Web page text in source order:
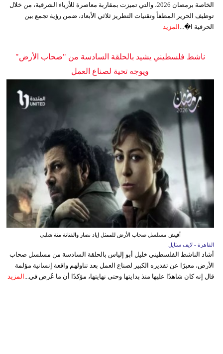
الخاصة برمضان 2026، والتي تميزت بمقاربة معاصرة للأزياء الشرقية، من خلال
توظيف الحرير المطفأ وتقنيات التطريز ثلاثي الأبعاد، ضمن رؤية تجمع بين
الحرفية ا�... المزيد
ناشط فلسطيني يشيد بالحلقة السادسة من "صحاب الأرض"
ويوجه تحية لصناع العمل
أفيش مسلسل صحاب الأرض للممثل إياد نصار والفنانة منة شلبي
القاهرة - لايف ستايل
أشاد الناشط الفلسطيني خليل أبو إلياس بالحلقة السادسة من مسلسل صحاب
الأرض، معبرًا عن تقديره الكبير لصناع العمل بعد تناولهم واقعة إنسانية مؤلمة
قال إنه كان شاهدًا عليها منذ بدايتها وحتى نهايتها، مؤكدًا أن ما عُرض في... المزيد